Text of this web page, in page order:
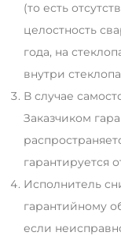
(то есть
целостность
года, на
внутри
В случае
Заказчиком
гарантируется
Исполнитель
гарантийному
если